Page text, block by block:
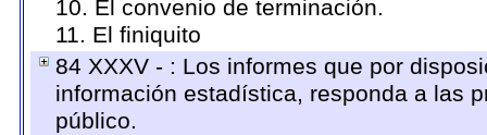
10. El convenio de terminación.
11. El finiquito
84 XXXV - : Los informes que por
información estadística, responda a las
público.